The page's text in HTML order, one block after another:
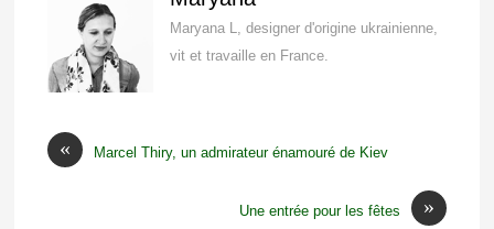
Maryana L, designer d'origine ukrainienne,
vit et travaille en France.
« Marcel Thiry, un admirateur énamouré de Kiev
»
Une entrée pour les fêtes